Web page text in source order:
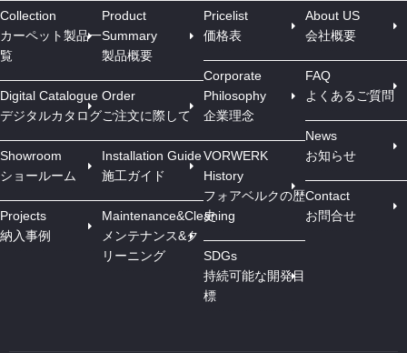
Collection
カーペット製品一
覧
Digital Catalogue
デジタルカタログ
Showroom
ショールーム
Projects
納入事例
Product
Summary
製品概要
Order
ご注文に際して
Installation Guide
施工ガイド
Maintenance&Cleaning
メンテナンス&ク
リーニング
Pricelist
価格表
Corporate
Philosophy
企業理念
VORWERK
History
フォアベルクの歴
史
SDGs
持続可能な開発目
標
About US
会社概要
FAQ
よくあるご質問
News
お知らせ
Contact
お問合せ